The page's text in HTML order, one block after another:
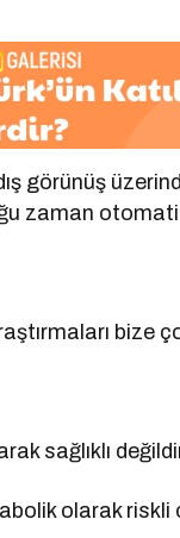
görünüş
zaman
bize
sağlıklı
olarak riskli